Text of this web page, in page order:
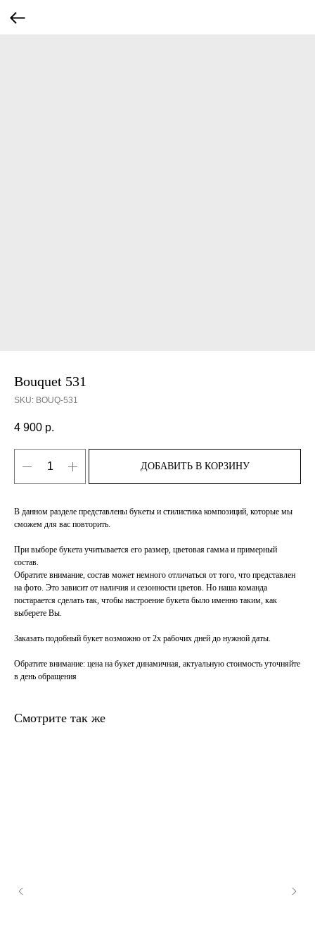
Bouquet 531
SKU: BOUQ-531
4 900 р.
ДОБАВИТЬ В КОРЗИНУ
В данном разделе представлены букеты и стилистика композиций, которые мы
сможем для вас повторить.
При выборе букета учитывается его размер, цветовая гамма и примерный
состав.
Обратите внимание, состав может немного отличаться от того, что представлен
на фото. Это зависит от наличия и сезонности цветов. Но наша команда
постарается сделать так, чтобы настроение букета было именно таким, как
выберете Вы.
Заказать подобный букет возможно от 2х рабочих дней до нужной даты.
Обратите внимание: цена на букет динамичная, актуальную стоимость уточняйте
в день обращения
Смотрите так же